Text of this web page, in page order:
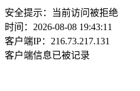
安全提示：当前访问被拒绝
时间：2026-08-08 19:43:11
客户端IP：216.73.217.131
客户端信息已被记录